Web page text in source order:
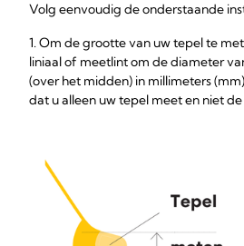
Volg eenvoudig de onderstaande
1. Om de grootte van uw tepel te
liniaal of meetlint om de diameter
(over het midden) in millimeters
dat u alleen uw tepel meet en niet